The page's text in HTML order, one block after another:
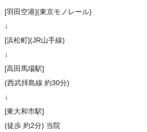
[羽田空港](東京モノレール)
↓
[浜松町](JR山手線)
↓
[高田馬場駅]
(西武拝島線 約30分)
↓
[東大和市駅]
(徒歩 約2分) 当院